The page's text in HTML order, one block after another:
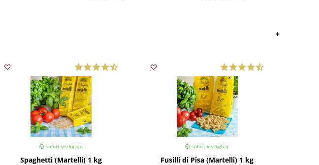
sofort verfügbar
Spaghetti (Martelli) 1 kg
sofort verfügbar
Fusilli di Pisa (Martelli) 1 kg